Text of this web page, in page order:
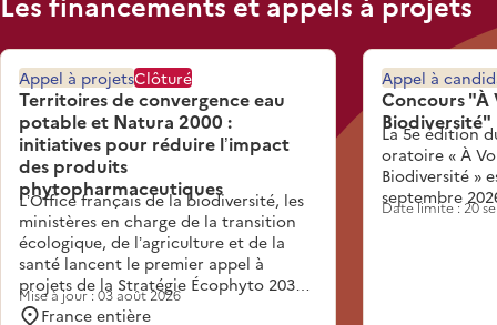
Territoires de convergence eau
potable et Natura 2000 :
initiatives pour réduire l’impact
des produits
phytopharmaceutiques
Appel à projetsClôturé
L’Office français de la biodiversité, les
ministères en charge de la transition
écologique, de l’agriculture et de la
santé lancent le premier appel à
projets de la Stratégie Écophyto 2030.
Inscrit dans l’action 3.3 de la Stratégie,
Mise à jour : 03 août 2026
France entière
Concours "À
Biodiversité"
Appel à
La 5e édition
oratoire « À
Biodiversité »
septembre
Date limite : 20